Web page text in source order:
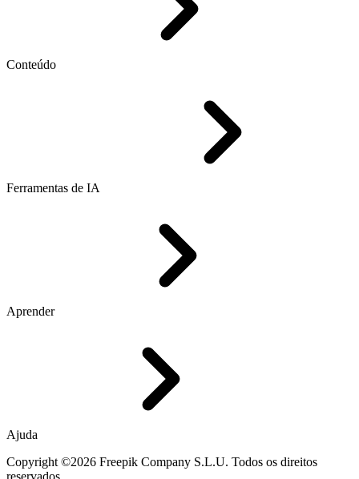
Conteúdo
Ferramentas de IA
Aprender
Ajuda
Copyright ©2026 Freepik Company S.L.U. Todos os direitos
reservados.